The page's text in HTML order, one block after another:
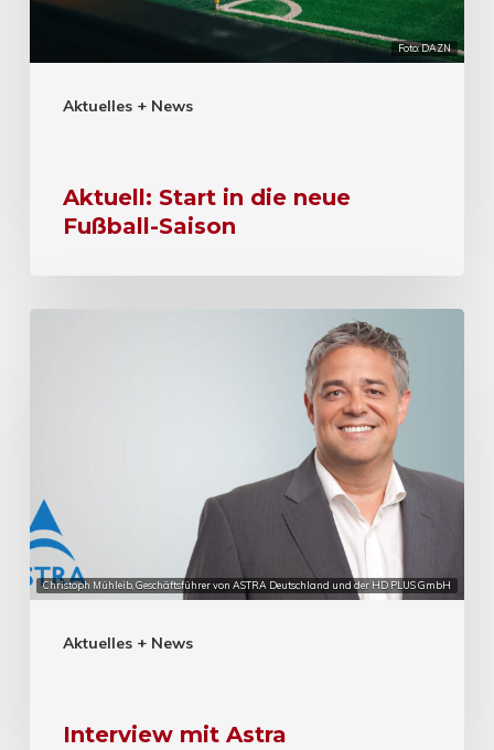
Foto: DAZN
Aktuelles + News
Aktuell: Start in die neue
Fußball-Saison
Christoph Mühleib, Geschäftsführer von ASTRA Deutschland und der HD PLUS GmbH
Aktuelles + News
Interview mit Astra